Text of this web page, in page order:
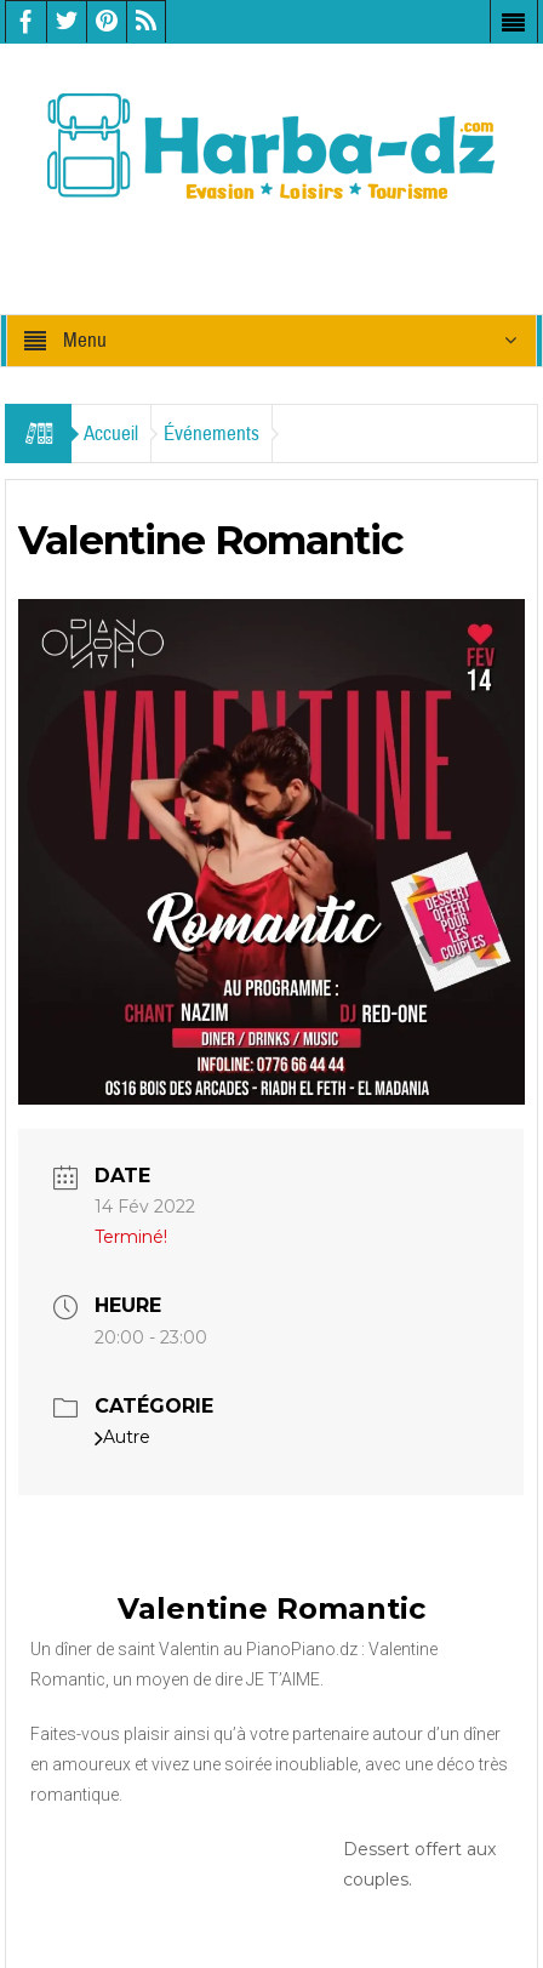
Menu
Accueil Événements
Valentine Romantic
DATE
14 Fév 2022
Terminé!
HEURE
20:00 - 23:00
CATÉGORIE
Autre
Valentine Romantic
Un dîner de saint Valentin au PianoPiano.dz : Valentine
Romantic, un moyen de dire JE T’AIME.
Faites-vous plaisir ainsi qu’à votre partenaire autour d’un dîner
en amoureux et vivez une soirée inoubliable, avec une déco très
romantique.
Dessert offert aux
couples.